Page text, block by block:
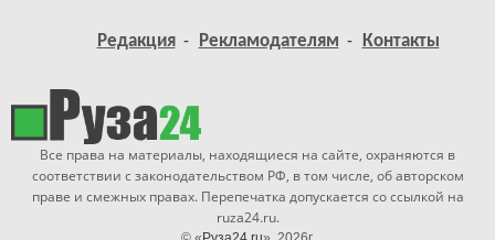
Редакция Рекламодателям Контакты
Все права на материалы, находящиеся на сайте, охраняются в
соответствии с законодательством РФ, в том числе, об авторском
праве и смежных правах. Перепечатка допускается со ссылкой на
ruza24.ru.